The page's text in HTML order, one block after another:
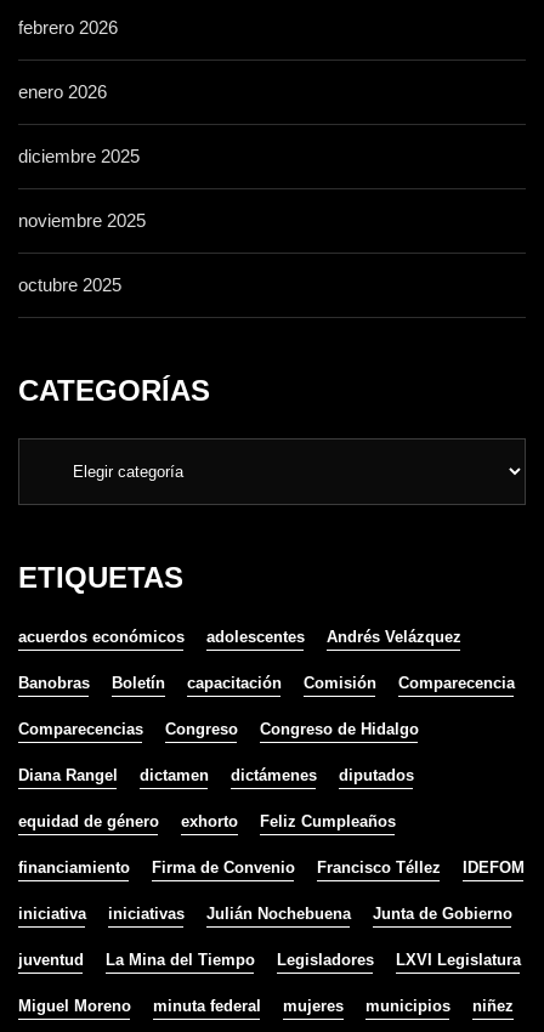
febrero 2026
enero 2026
diciembre 2025
noviembre 2025
octubre 2025
CATEGORÍAS
ETIQUETAS
acuerdos económicos adolescentes Andrés Velázquez
Banobras Boletín capacitación Comisión Comparecencia
Comparecencias Congreso Congreso de Hidalgo
Diana Rangel dictamen dictámenes diputados
equidad de género exhorto Feliz Cumpleaños
financiamiento Firma de Convenio Francisco Téllez IDEFOM
iniciativa iniciativas Julián Nochebuena Junta de Gobierno
juventud La Mina del Tiempo Legisladores LXVI Legislatura
Miguel Moreno minuta federal mujeres municipios niñez